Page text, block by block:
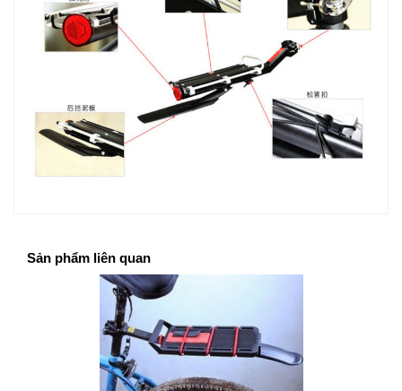
Sản phẩm liên quan